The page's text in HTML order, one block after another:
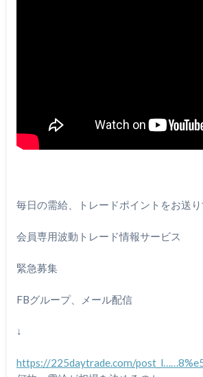
毎日の需給、トレードポイントをお送り
会員専用波動トレード情報サービス
緊急募集
FBグループ、メール配信
↓
https://225daytrade.com/